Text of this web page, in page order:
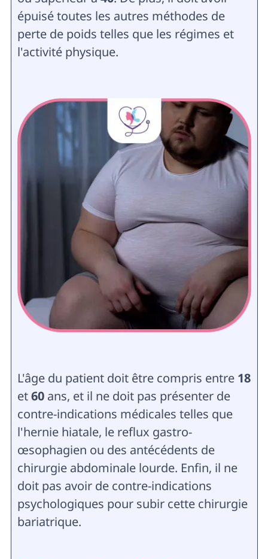
épuisé toutes les autres méthodes de
perte de poids telles que les régimes et
l'activité physique.
L'âge du patient doit être compris entre 18
et60ans, et il ne doit pas présenter de
contre-indications médicales telles que
l'hernie hiatale, le reflux gastro-
œsophagien ou des antécédents de
chirurgie abdominale lourde. Enfin, il ne
doit pas avoir de contre-indications
psychologiques pour subir cette chirurgie
bariatrique.